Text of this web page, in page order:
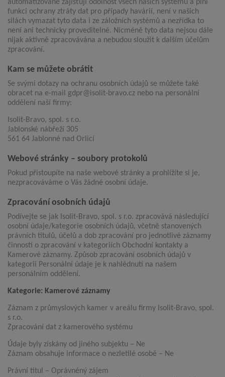
automatizovaně zajišťují odolnost všech našich systémů a plní
funkci ochrany ztráty dat pro případy havárií, není v našich
silách vymazat tyto data i ze záložních systémů a nezřídka to
není ani technicky proveditelné. Nicméně tyto data nejsou dále
nijak aktivně zpracovávána a nebudou sloužit k dalším účelům
zpracování.
Kam se můžete obrátit
Se svými dotazy na ochranu osobních údajů se můžete také
obracet na e-mail gdpr@isolit-bravo.cz nebo na personální
oddělení naší firmy:
Isolit-Bravo, spol. s r.o.
Jablonské nábřeží 305
561 64 Jablonné nad Orlicí
Webové stránky – soubory protokolů
Pokud přistoupíte na naše webové stránky a prohlížíte si je,
nezpracováváme o Vás žádné osobní údaje.
Zpracování osobních údajů
Podívejte se jak Isolit-Bravo, spol. s r.o. zpracovává následující
osobní údaje/kategorie osobních údajů, včetně stanovených
právních titulů, účelů a dob zpracování pro jednotlivé záznamy
činností o zpracování v kategoriích Obchodní kontakty a
Kamerové záznamy. Způsob zpracování osobních údajů v
kategorii Personální údaje je k nahlédnutí na našem
personálním oddělení.
Kategorie: Kamerové záznamy
Záznam z průmyslových kamer v areálu firmy Isolit-Bravo, spol.
s r.o.
Zpracování dat z kamerového systému
Údaje byly získány od jiného subjektu – Ne
Záznam obsahuje informace o nezletilé osobě – Ne
Právní titul – Oprávněný zájem